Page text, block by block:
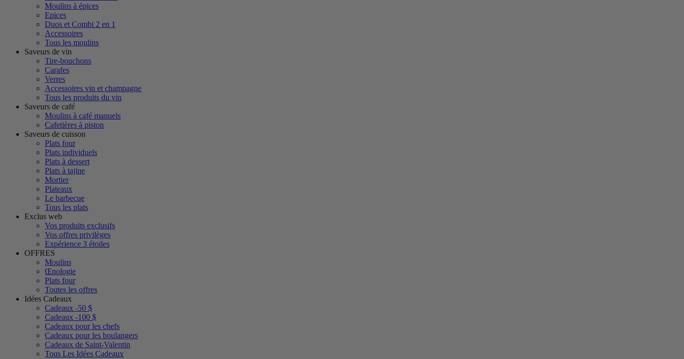
Moulins à épices
Epices
Duos et Combi 2 en 1
Accessoires
Tous les moulins
Saveurs de vin
Tire-bouchons
Carafes
Verres
Accessoires vin et champagne
Tous les produits du vin
Saveurs de café
Moulins à café manuels
Cafetières à piston
Saveurs de cuisson
Plats four
Plats individuels
Plats à dessert
Plats à tajine
Mortier
Plateaux
Le barbecue
Tous les plats
Exclus web
Vos produits exclusifs
Vos offres privilèges
Expérience 3 étoiles
OFFRES
Moulins
Œnologie
Plats four
Toutes les offres
Idées Cadeaux
Cadeaux -50 $
Cadeaux -100 $
Cadeaux pour les chefs
Cadeaux pour les boulangers
Cadeaux de Saint-Valentin
Tous Les Idées Cadeaux